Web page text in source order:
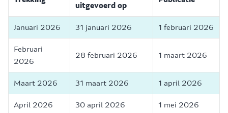
uitgevoerd op
Januari 2026 31 januari 2026 1 februari 2026
Februari
2026
28 februari 2026 1 maart 2026
Maart 2026 31 maart 2026 1 april 2026
April 2026 30 april 2026 1 mei 2026